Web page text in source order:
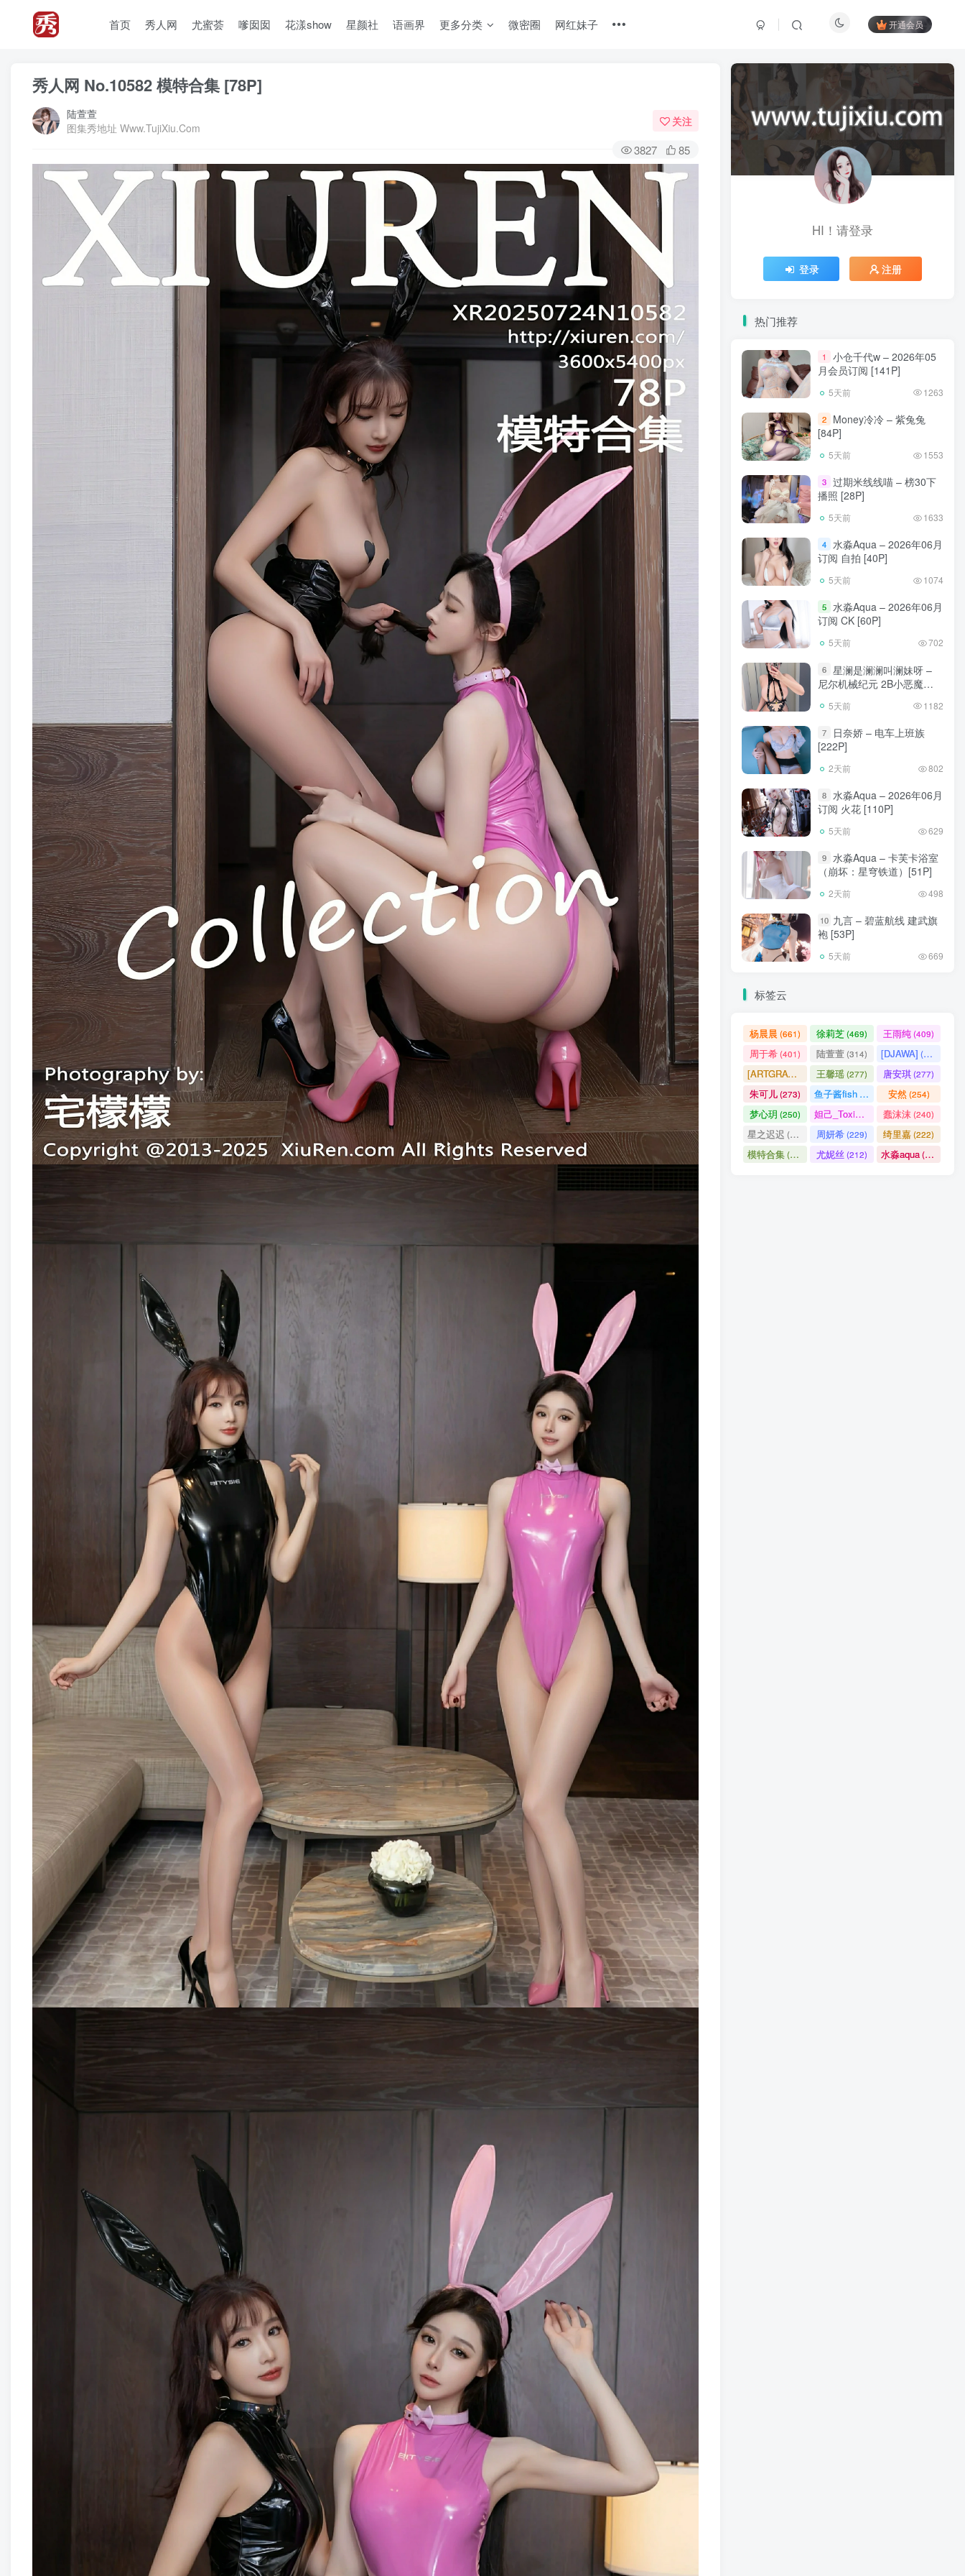
首页 秀人网 尤蜜荟 嗲囡囡 花漾show 星颜社 语画界 更多分类 微密圈 网红妹子 开通会员
秀人网 No.10582 模特合集 [78P]
陆萱萱
图集秀地址 Www.TujiXiu.Com
关注
3827 85
HI！请登录
登录 注册
热门推荐
1
小仓千代w – 2026年05
月会员订阅 [141P]
5天前 1263
2
Money冷冷 – 紫兔兔
[84P]
5天前 1553
3 过期米线线喵 – 榜30下
播照 [28P]
5天前 1633
4 水淼Aqua – 2026年06月
订阅 自拍 [40P]
5天前 1074
5 水淼Aqua – 2026年06月
订阅 CK [60P]
5天前 702
6 星澜是澜澜叫澜妹呀 –
尼尔机械纪元 2B小恶魔
5天前 1182
7
日奈娇 – 电车上班族
[222P]
2天前 802
8
水淼Aqua – 2026年06月
订阅 火花 [110P]
5天前 629
9 水淼Aqua – 卡芙卡浴室
（崩坏：星穹铁道）[51P]
2天前 498
10 九言 – 碧蓝航线 建武旗
袍 [53P]
5天前 669
标签云
杨晨晨 (661) 徐莉芝(469) 王雨纯(409)
周于希(401) 陆萱萱(314) [DJAWA] (290)
[ARTGRAVIA] (290)
王馨瑶(277) 唐安琪(277)
朱可儿(273) 鱼子酱fish 安然(254)
梦心玥 (250) 妲己_Toxic(247)蠢沫沫(240)
星之迟迟 (238) 周妍希(229) 绮里嘉(222)
模特合集(218) 尤妮丝 (212) 水淼aqua(172)